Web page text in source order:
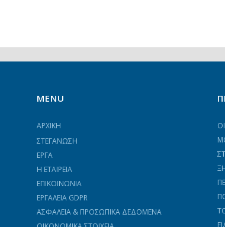
MENU
ΑΡΧΙΚΗ
ΣΤΕΓΑΝΩΣΗ
ΕΡΓΑ
Η ΕΤΑΙΡΕΙΑ
ΕΠΙΚΟΙΝΩΝΙΑ
ΕΡΓΑΛΕΊΑ GDPR
ΑΣΦΆΛΕΙΑ & ΠΡΟΣΩΠΙΚΆ ΔΕΔΟΜΈΝΑ